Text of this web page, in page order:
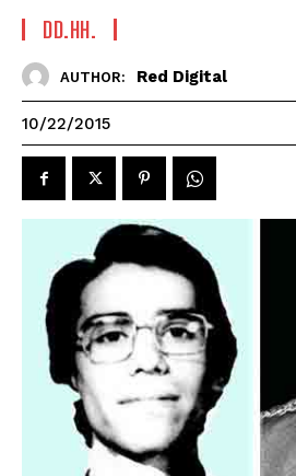
DD.HH.
AUTHOR: Red Digital
10/22/2015